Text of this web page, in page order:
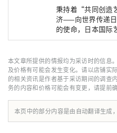
秉持着“共同创造
济——向世界传递
的使命，日本国际
期举办，为期六个
博会场馆、京都、
络平台，共同构建
性循环，并致力于
来。我们希望世博
文化艺术、科学技
契机。
本文章所提供的情报均为采访时的信息
及价格有可能会发生变化。请以店铺实
的相关资讯是作者基于采访期间的调查
务的内容和价格可能会有变更，请提前
本页中的部分内容是由自动翻译生成，